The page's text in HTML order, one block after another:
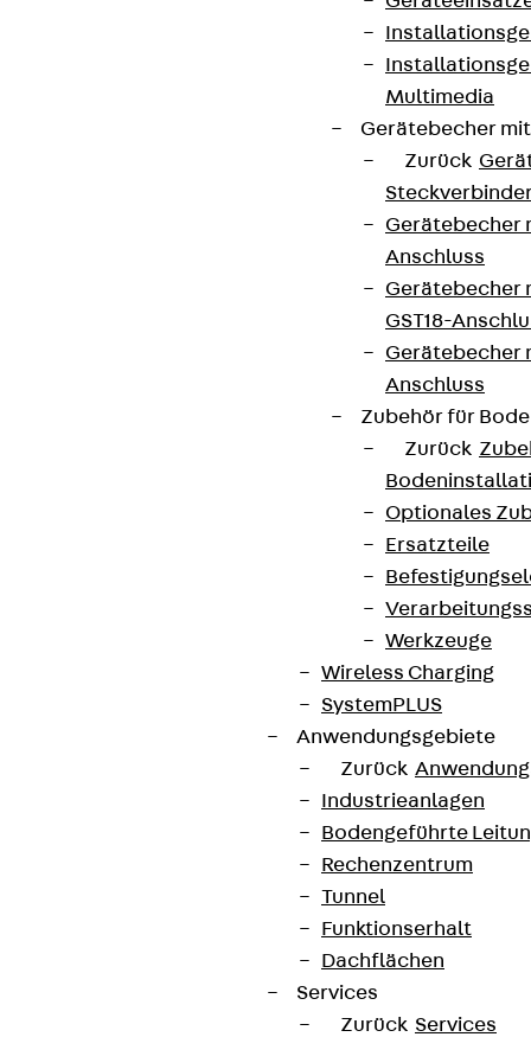
Multimedia
Gerätebecher
Zurück
Gerätebecher
Anschluss
Gerätebecher
GST18-
Gerätebecher
Anschluss
Zubehör für
Zurück
Optionales
Ersatzteile
Werkzeuge
Wireless Charging
SystemPLUS
Anwendungsgebiete
Zurück
Industrieanlagen
Bodengeführte
Rechenzentrum
Tunnel
Funktionserhalt
Dachflächen
Services
Zurück Services